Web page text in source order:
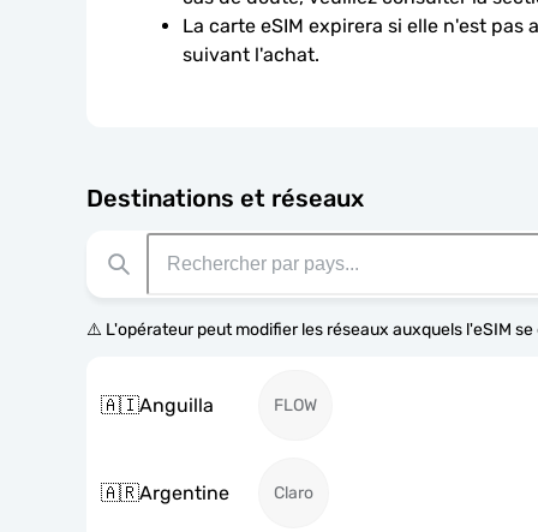
La carte eSIM expirera si elle n'est pas
suivant l'achat.
Destinations et réseaux
⚠️ L'opérateur peut modifier les réseaux auxquels l'eSIM
🇦🇮Anguilla FLOW
🇦🇷Argentine Claro